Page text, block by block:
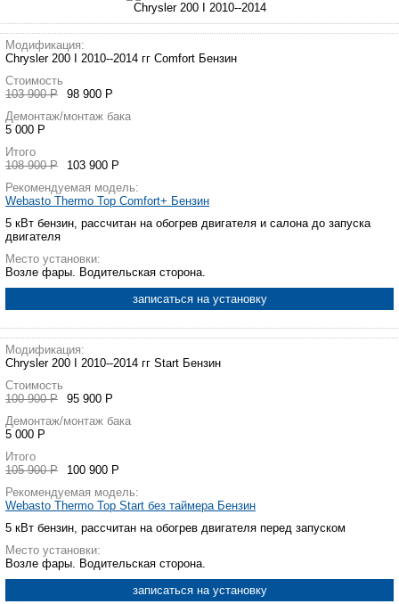
Chrysler 200 I 2010--2014
Модификация:
Chrysler 200 I 2010--2014 гг Comfort Бензин
Стоимость
103 900 Р
98 900 Р
Демонтаж/монтаж бака
5 000 Р
Итого
108 900 Р
103 900 Р
Рекомендуемая модель:
Webasto Thermo Top Comfort+ Бензин
5 кВт бензин, рассчитан на обогрев двигателя и салона до запуска
двигателя
Место установки:
Возле фары. Водительская сторона.
записаться на установку
Модификация:
Chrysler 200 I 2010--2014 гг Start Бензин
Стоимость
100 900 Р
95 900 Р
Демонтаж/монтаж бака
5 000 Р
Итого
105 900 Р
100 900 Р
Рекомендуемая модель:
Webasto Thermo Top Start без таймера Бензин
5 кВт бензин, рассчитан на обогрев двигателя перед запуском
Место установки:
Возле фары. Водительская сторона.
записаться на установку